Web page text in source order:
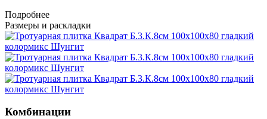
Подробнее
Размеры и раскладки
Комбинации